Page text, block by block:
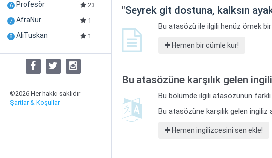
6 Profesör 23
7 AfraNur 1
8 AliTuskan 1
©2026 Her hakkı saklıdır
Şartlar & Koşullar
"Seyrek git dostuna, kalksın
Bu atasözü ile ilgili henüz örnek
Hemen bir cümle kur!
Bu atasözüne karşılık gelen
Bu bölümde ilgili atasözünün
Bu atasözüne karşılık gelen ingiliz
Hemen ingilizcesini sen ekle!